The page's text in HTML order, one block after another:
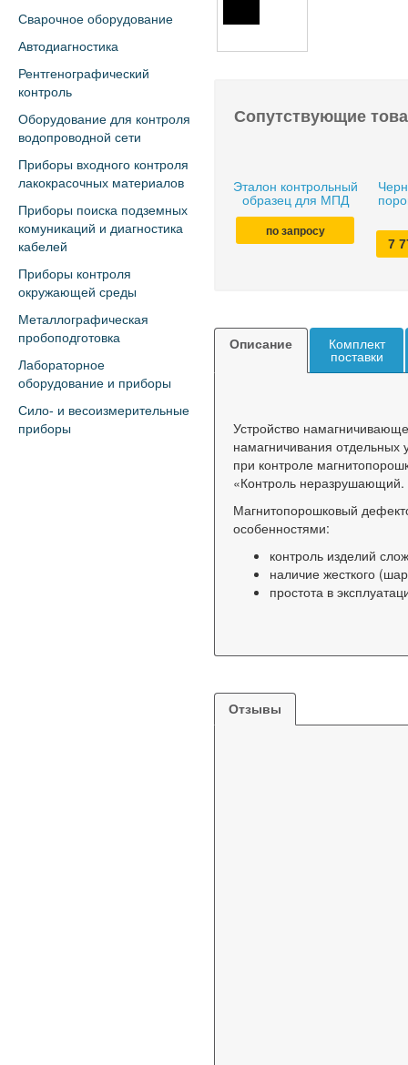
Сварочное оборудование
Автодиагностика
Рентгенографический
контроль
Оборудование для контроля
водопроводной сети
Приборы входного контроля
лакокрасочных материалов
Приборы поиска подземных
комуникаций и диагностика
кабелей
Приборы контроля
окружающей среды
Металлографическая
пробоподготовка
Лабораторное
оборудование и приборы
Сило- и весоизмерительные
приборы
Сопутствующие
Эталон контрольный
образец для МПД
по запросу
7
Описание
Комплект
поставки
Устройство
намагничивания отдельных
при контроле
«Контроль
Магнитопорошковый
особенностями:
контроль изделий
наличие жесткого
простота в
Отзывы